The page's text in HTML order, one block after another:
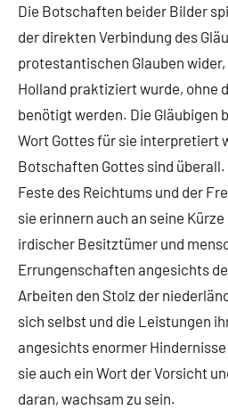
Die Botschaften beider Bilder
der direkten Verbindung des
protestantischen Glauben
Holland praktiziert wurde, ohne
benötigt werden. Die Gläubigen
Wort Gottes für sie interpretiert
Botschaften Gottes sind überall.
Feste des Reichtums und der
sie erinnern auch an seine
irdischer Besitztümer und
Errungenschaften angesichts
Arbeiten den Stolz der
sich selbst und die Leistungen
angesichts enormer
sie auch ein Wort der Vorsicht
daran, wachsam zu sein.